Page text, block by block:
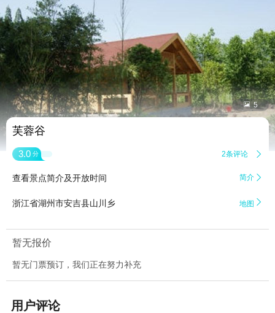
 5
芙蓉谷
3.0 分 2条评论 
查看景点简介及开放时间 简介 
浙江省湖州市安吉县山川乡 地图 
暂无报价
暂无门票预订，我们正在努力补充
用户评论
